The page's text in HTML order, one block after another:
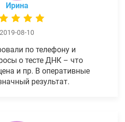
Ирина
2019-08-10
по телефону и
о тесте ДНК – что
и пр. В оперативные
результат.